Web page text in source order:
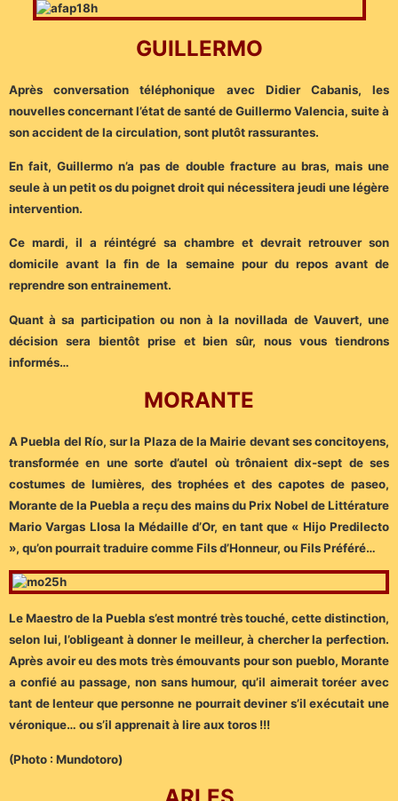
GUILLERMO
Après conversation téléphonique avec Didier Cabanis, les
nouvelles concernant l’état de santé de Guillermo Valencia, suite à
son accident de la circulation, sont plutôt rassurantes.
En fait, Guillermo n’a pas de double fracture au bras, mais une
seule à un petit os du poignet droit qui nécessitera jeudi une légère
intervention.
Ce mardi, il a réintégré sa chambre et devrait retrouver son
domicile avant la fin de la semaine pour du repos avant de
reprendre son entrainement.
Quant à sa participation ou non à la novillada de Vauvert, une
décision sera bientôt prise et bien sûr, nous vous tiendrons
informés…
MORANTE
A Puebla del Río, sur la Plaza de la Mairie devant ses concitoyens,
transformée en une sorte d’autel où trônaient dix-sept de ses
costumes de lumières, des trophées et des capotes de paseo,
Morante de la Puebla a reçu des mains du Prix Nobel de Littérature
Mario Vargas Llosa la Médaille d’Or, en tant que « Hijo Predilecto
», qu’on pourrait traduire comme Fils d’Honneur, ou Fils Préféré…
Le Maestro de la Puebla s’est montré très touché, cette distinction,
selon lui, l’obligeant à donner le meilleur, à chercher la perfection.
Après avoir eu des mots très émouvants pour son pueblo, Morante
a confié au passage, non sans humour, qu’il aimerait toréer avec
tant de lenteur que personne ne pourrait deviner s’il exécutait une
véronique… ou s’il apprenait à lire aux toros !!!
(Photo : Mundotoro)